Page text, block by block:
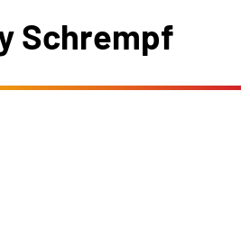
Schrempf